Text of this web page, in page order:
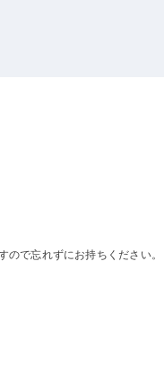
で忘れずにお持ちください。